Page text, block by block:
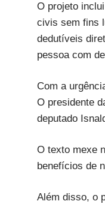
O projeto
civis sem fins
dedutíveis
pessoa com
Com a
O presidente
deputado
O texto mexe
benefícios de
Além disso, o